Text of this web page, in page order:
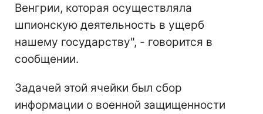
Венгрии, которая осуществляла
шпионскую деятельность в ущерб
нашему государству", - говорится в
сообщении.
Задачей этой ячейки был сбор
информации о военной защищенности